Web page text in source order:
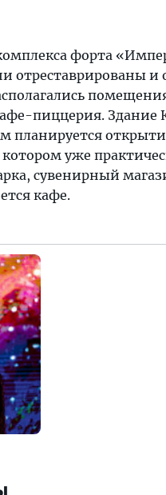
форта
отреставрированы и
пиццерия. Здание
планируется
уже
сувенирный
кафе.